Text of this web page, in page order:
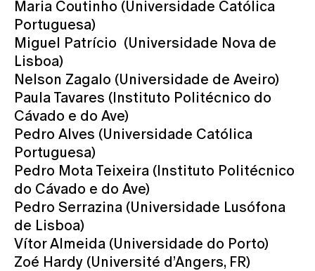
Maria Coutinho (Universidade Católica
Portuguesa)
Miguel Patrício (Universidade Nova de
Lisboa)
Nelson Zagalo (Universidade de Aveiro)
Paula Tavares (Instituto Politécnico do
Cávado e do Ave)
Pedro Alves (Universidade Católica
Portuguesa)
Pedro Mota Teixeira (Instituto Politécnico
do Cávado e do Ave)
Pedro Serrazina (Universidade Lusófona
de Lisboa)
Vítor Almeida (Universidade do Porto)
Zoé Hardy (Université d’Angers, FR)